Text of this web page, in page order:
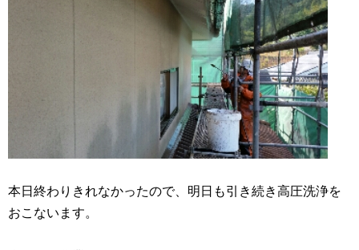
本日終わりきれなかったので、明日も引き続き高圧洗浄を
おこないます。